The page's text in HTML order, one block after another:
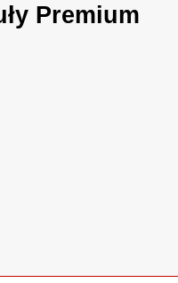
Premium